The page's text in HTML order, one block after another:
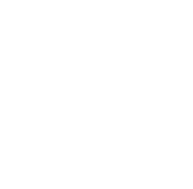
西蒙·
德里克
吉安卡
奥米德
蒂尔达